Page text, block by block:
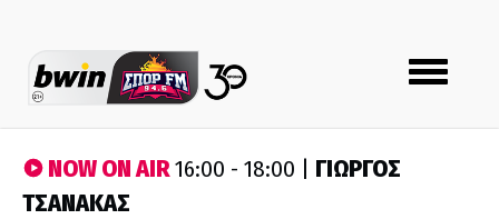
Toggle
navigation
NOW ON AIR16:00 - 18:00 | ΓΙΩΡΓΟΣ
ΤΣΑΝΑΚΑΣ